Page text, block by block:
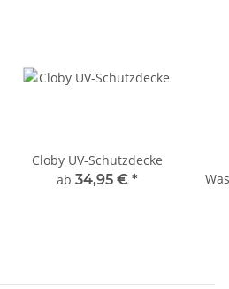
Cloby UV-Schutzdecke
ab 34,95 € *